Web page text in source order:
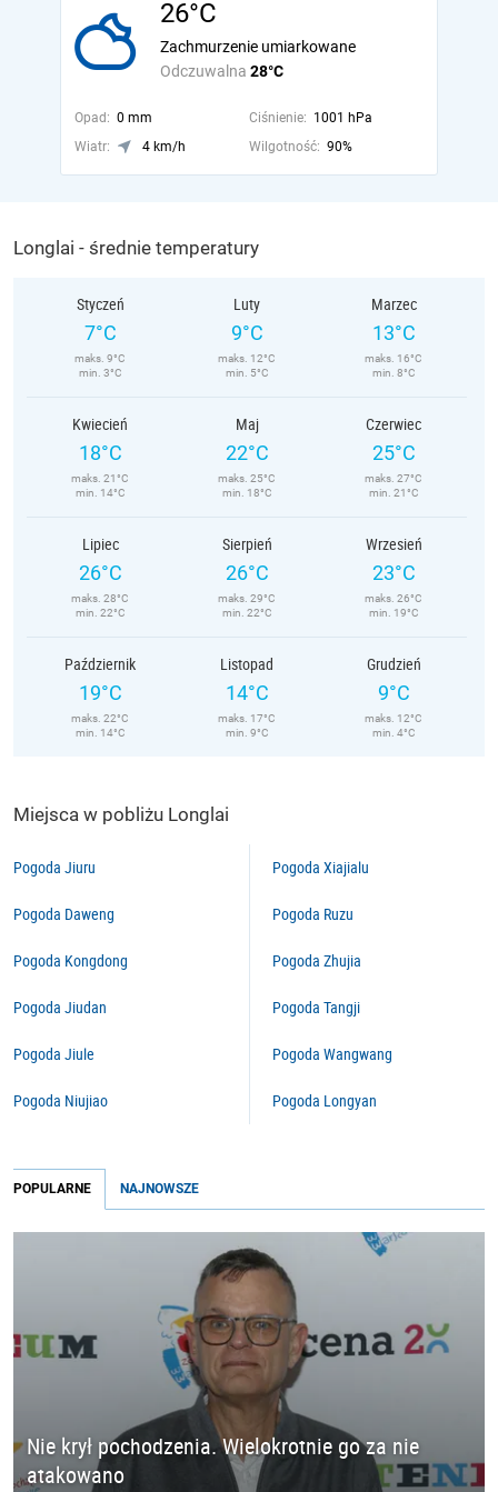
26°C
Odczuwalna 28°C
Zachmurzenie umiarkowane
Opad: 0 mm Ciśnienie: 1001 hPa
Wiatr:
4 km/h Wilgotność: 90%
Longlai - średnie temperatury
Styczeń
7°C
maks. 9°C
min. 3°C
Luty
9°C
maks. 12°C
min. 5°C
Marzec
13°C
maks. 16°C
min. 8°C
Kwiecień
18°C
maks. 21°C
min. 14°C
Maj
22°C
maks. 25°C
min. 18°C
Czerwiec
25°C
maks. 27°C
min. 21°C
Lipiec
26°C
maks. 28°C
min. 22°C
Sierpień
26°C
maks. 29°C
min. 22°C
Wrzesień
23°C
maks. 26°C
min. 19°C
Październik
19°C
maks. 22°C
min. 14°C
Listopad
14°C
maks. 17°C
min. 9°C
Grudzień
9°C
maks. 12°C
min. 4°C
Miejsca w pobliżu Longlai
Pogoda Jiuru
Pogoda Daweng
Pogoda Kongdong
Pogoda Jiudan
Pogoda Jiule
Pogoda Niujiao
Pogoda Xiajialu
Pogoda Ruzu
Pogoda Zhujia
Pogoda Tangji
Pogoda Wangwang
Pogoda Longyan
POPULARNE NAJNOWSZE
Nie krył pochodzenia. Wielokrotnie go za nie
atakowano